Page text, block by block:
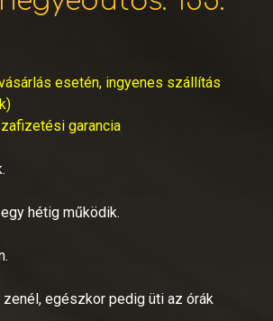
esetén, ingyenes szállítás
garancia
hétig működik.
zenél, egészkor pedig üti az órák